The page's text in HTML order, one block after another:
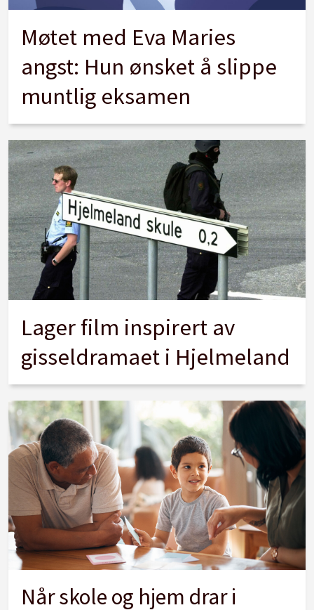
Møtet med Eva Maries
angst: Hun ønsket å slippe
muntlig eksamen
Lager film inspirert av
gisseldramaet i Hjelmeland
Når skole og hjem drar i